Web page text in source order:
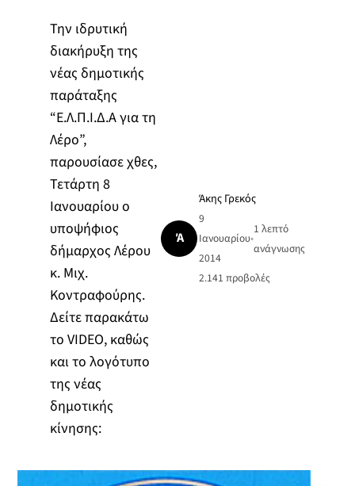
Την ιδρυτική
διακήρυξη της
νέας δημοτικής
παράταξης
“Ε.Λ.Π.Ι.Δ.Α για τη
Λέρο”,
παρουσίασε χθες,
Τετάρτη 8
Ιανουαρίου ο
υποψήφιος
δήμαρχος Λέρου
κ. Μιχ.
Κοντραφούρης.
Δείτε παρακάτω
το VIDEO, καθώς
και το λογότυπο
της νέας
δημοτικής
κίνησης:
Ά
Άκης Γρεκός
9
Ιανουαρίου
2014
•
1 λεπτό
ανάγνωσης
2.141 προβολές